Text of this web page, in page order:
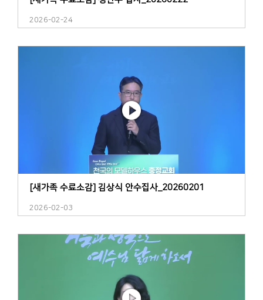
2026-02-24
[새가족 수료소감] 김상식 안수집사_20260201
2026-02-03